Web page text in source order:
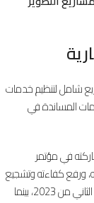
شامل لتنظيم خدمات
ضمان جودة الخدمات المساندة في
في مؤتمر
عليه، ورفع كفاءته وتشجيع
الاستثمار فيه. كما أشار إلى بلوغ القطاع العقاري 6.1% نسبة مساهمة في الناتج المحلي الإجمالي وفق إحصاءات الربع الثاني من 2023، بينما